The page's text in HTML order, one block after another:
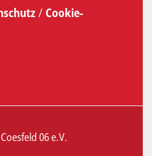
/Cookie-
06 e.V.